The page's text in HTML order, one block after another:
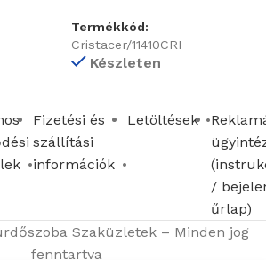
Termékkód:
Cristacer/11410CRI
Készleten
Fizetési és
szállítási
információk
Letöltések
/
űrlap)
Szaküzletek – Minden jog
fenntartva